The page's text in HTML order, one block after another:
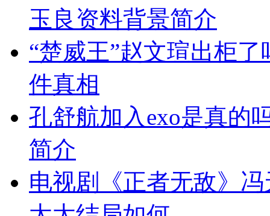
玉良资料背景简介
“楚威王”赵文瑄出柜
件真相
孔舒航加入exo是真的
简介
电视剧《正者无敌》